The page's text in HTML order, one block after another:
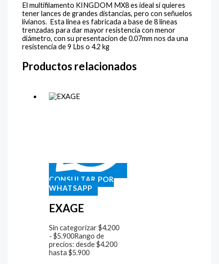
El multifilamento KINGDOM MX8 es ideal si quieres
tener lances de grandes distancias, pero con señuelos
livianos. Esta linea es fabricada a base de 8 lineas
trenzadas para dar mayor resistencia con menor
diámetro, con su presentacion de 0.07mm nos da una
resistencia de 9 Lbs o 4.2 kg
Productos relacionados
CONSULTAR POR
WHATSAPP
EXAGE
Sin categorizar$4.200
- $5.900Rango de
precios: desde $4.200
hasta $5.900